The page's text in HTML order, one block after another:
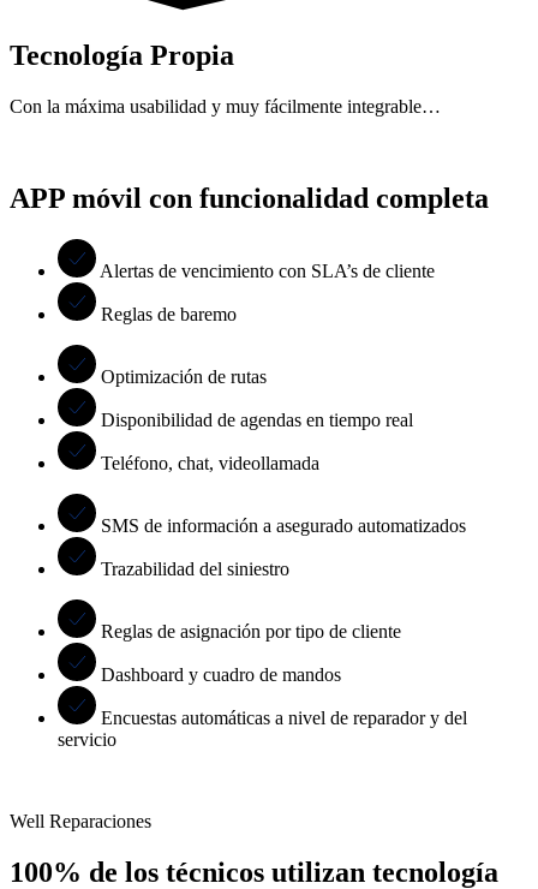
Tecnología Propia
Con la máxima usabilidad y muy fácilmente integrable…
APP móvil con funcionalidad completa
Alertas de vencimiento con SLA’s de cliente
Reglas de baremo
Optimización de rutas
Disponibilidad de agendas en tiempo real
Teléfono, chat, videollamada
SMS de información a asegurado automatizados
Trazabilidad del siniestro
Reglas de asignación por tipo de cliente
Dashboard y cuadro de mandos
Encuestas automáticas a nivel de reparador y del
servicio
Well Reparaciones
100% de los técnicos utilizan tecnología